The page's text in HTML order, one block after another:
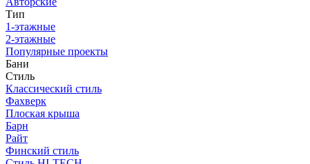
Тип
1-этажные
2-этажные
Популярные проекты
Бани
Стиль
Классический стиль
Фахверк
Плоская крыша
Барн
Райт
Финский стиль